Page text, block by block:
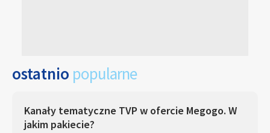
ostatnio popularne
Kanały tematyczne TVP w ofercie Megogo. W
jakim pakiecie?